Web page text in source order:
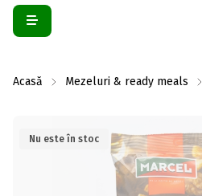
Acasă Mezeluri & ready meals
Nu este în stoc